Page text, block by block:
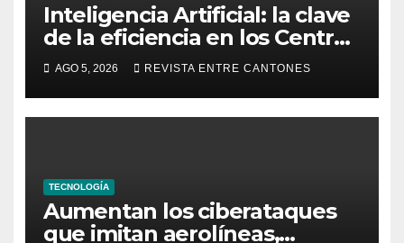
Inteligencia Artificial: la clave
de la eficiencia en los Centros
de Operaciones de Seguridad
AGO 5, 2026 REVISTA ENTRE CANTONES
TECNOLOGÍA
Aumentan los ciberataques
que imitan aerolíneas,